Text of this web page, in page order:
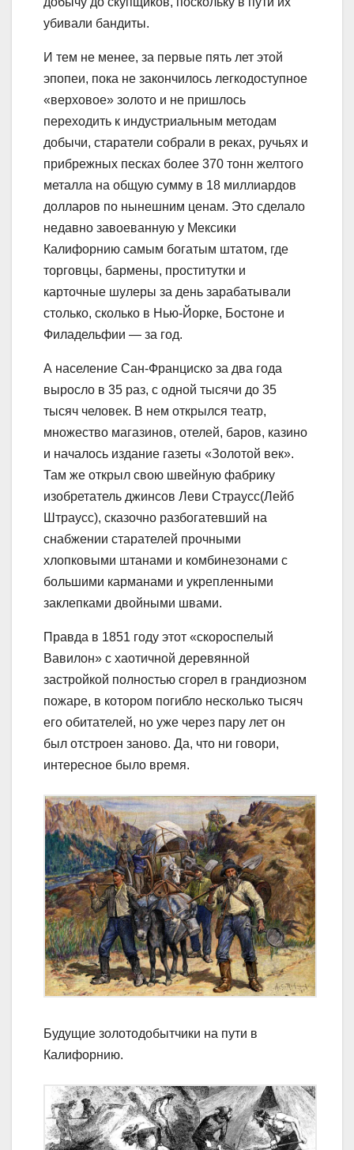
убивали бандиты.
И тем не менее, за первые пять лет этой
эпопеи, пока не закончилось легкодоступное
«верховое» золото и не пришлось
переходить к индустриальным методам
добычи, старатели собрали в реках, ручьях и
прибрежных песках более 370 тонн желтого
металла на общую сумму в 18 миллиардов
долларов по нынешним ценам. Это сделало
недавно завоеванную у Мексики
Калифорнию самым богатым штатом, где
торговцы, бармены, проститутки и
карточные шулеры за день зарабатывали
столько, сколько в Нью-Йорке, Бостоне и
Филадельфии — за год.
А население Сан-Франциско за два года
выросло в 35 раз, с одной тысячи до 35
тысяч человек. В нем открылся театр,
множество магазинов, отелей, баров, казино
и началось издание газеты «Золотой век».
Там же открыл свою швейную фабрику
изобретатель джинсов Леви Страусс(Лейб
Штраусс), сказочно разбогатевший на
снабжении старателей прочными
хлопковыми штанами и комбинезонами с
большими карманами и укрепленными
заклепками двойными швами.
Правда в 1851 году этот «скороспелый
Вавилон» с хаотичной деревянной
застройкой полностью сгорел в грандиозном
пожаре, в котором погибло несколько тысяч
его обитателей, но уже через пару лет он
был отстроен заново. Да, что ни говори,
интересное было время.
Будущие золотодобытчики на пути в
Калифорнию.